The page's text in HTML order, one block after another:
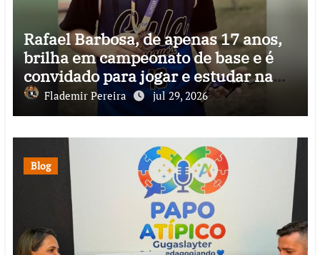
Rafael Barbosa, de apenas 17 anos,
brilha em campeonato de base e é
convidado para jogar e estudar na
ItáliaFlademir Pereira jul 29, 2026
Blog